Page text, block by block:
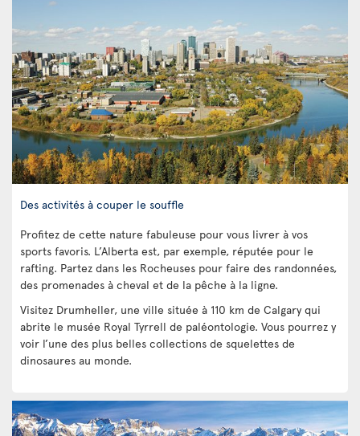
Des activités à couper le souffle
Profitez de cette nature fabuleuse pour vous livrer à vos
sports favoris. L’Alberta est, par exemple, réputée pour le
rafting. Partez dans les Rocheuses pour faire des randonnées,
des promenades à cheval et de la pêche à la ligne.
Visitez Drumheller, une ville située à 110 km de Calgary qui
abrite le musée Royal Tyrrell de paléontologie. Vous pourrez y
voir l’une des plus belles collections de squelettes de
dinosaures au monde.